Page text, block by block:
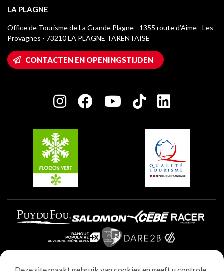
Verblijfstaks
Mediatheek
La Plagne logo's
Wifi toegang
Huis van de eigenaar
Charter van toegewijde spelers
Champagny-en-Vanoise
Montchavin - Les Coches
Plagne 1800
Plagne Villages
Plagne Aime 2000
LA PLAGNE
Office de Tourisme de La Grande Plagne - 1355 route d’Aime - Les
Provagnes - 73210 LA PLAGNE TARENTAISE
CONTACTEN EN OPENINGSTIJDEN